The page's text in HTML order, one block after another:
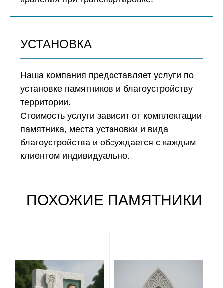
УСТАНОВКА
Наша компания предоставляет услуги по
установке памятников и благоустройству
территории.
Стоимость услуги зависит от комплектации
памятника, места установки и вида
благоустройства и обсуждается с каждым
клиентом индивидуально.
ПОХОЖИЕ ПАМЯТНИКИ